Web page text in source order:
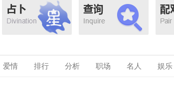
爱情 排行 分析 职场 名人 娱乐